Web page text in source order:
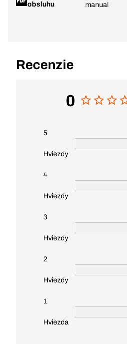
obsluhu manual
Recenzie
0
5
Hviezdy
4
Hviezdy
3
Hviezdy
2
Hviezdy
1
Hviezda